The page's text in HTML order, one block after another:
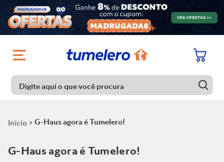
Digite aqui o que você procura
G-Haus agora é Tumelero!
G-Haus agora é Tumelero!
2º Chuveiro
Termos mais buscados